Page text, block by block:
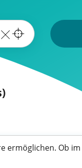
ermöglichen. Ob